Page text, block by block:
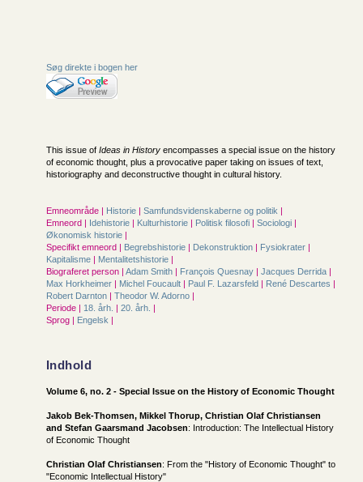
Søg direkte i bogen her
This issue of Ideas in History encompasses a special issue on the history
of economic thought, plus a provocative paper taking on issues of text,
historiography and deconstructive thought in cultural history.
Emneområde | Historie | Samfunds­videnskaberne og politik |
Emneord | Idehistorie | Kulturhistorie | Politisk filosofi | Sociologi |
Økonomisk historie |
Specifikt emneord | Begrebshistorie | Dekonstruktion | Fysiokrater |
Kapitalisme | Mentalitetshistorie |
Biograferet person | Adam Smith | François Quesnay | Jacques Derrida |
Max Horkheimer | Michel Foucault | Paul F. Lazarsfeld | René Descartes |
Robert Darnton | Theodor W. Adorno |
Periode | 18. årh. | 20. årh. |
Sprog | Engelsk |
Indhold
Volume 6, no. 2 - Special Issue on the History of Economic Thought
Jakob Bek-Thomsen, Mikkel Thorup, Christian Olaf Christiansen
and Stefan Gaarsmand Jacobsen: Introduction: The Intellectual History
of Economic Thought
Christian Olaf Christiansen: From the "History of Economic Thought" to
"Economic Intellectual History"